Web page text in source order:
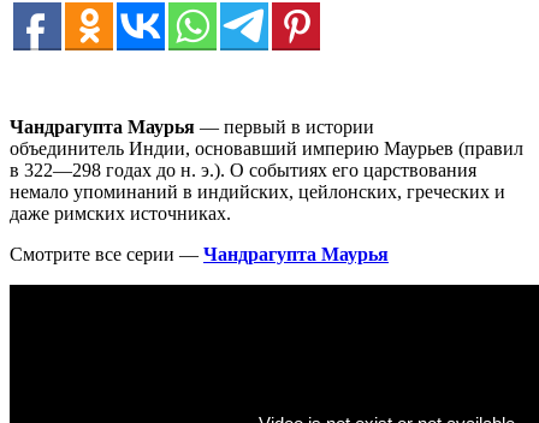
Чандрагупта Маурья — первый в истории
объединитель Индии, основавший империю Маурьев (правил
в 322—298 годах до н. э.). О событиях его царствования
немало упоминаний в индийских, цейлонских, греческих и
даже римских источниках.
Смотрите все серии — Чандрагупта Маурья